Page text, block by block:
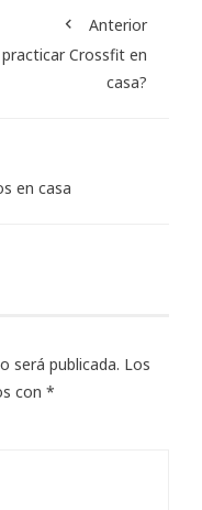
Anterior
Crossfit en
casa?
en casa
será publicada. Los
con *